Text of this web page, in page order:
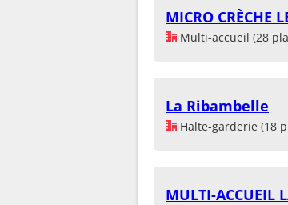
MICRO CRÈCHE
Multi-accueil (28
La Ribambelle
Halte-garderie (18
MULTI-ACCUEIL